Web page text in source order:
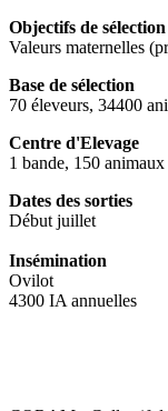
Objectifs de sélection
Valeurs maternelles
Base de sélection
70 éleveurs, 34400
Centre d'Elevage
1 bande, 150
Dates des sorties
Début juillet
Insémination
Ovilot
4300 IA annuelles